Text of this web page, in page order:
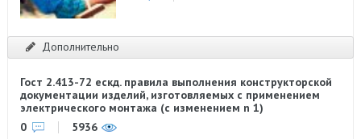
Дополнительно
Гост 2.413-72 ескд. правила выполнения конструкторской
документации изделий, изготовляемых с применением
электрического монтажа (с изменением n 1)
0
5936